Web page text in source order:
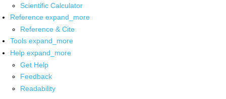
Scientific Calculator
Reference expand_more
Reference & Cite
Tools expand_more
Help expand_more
Get Help
Feedback
Readability